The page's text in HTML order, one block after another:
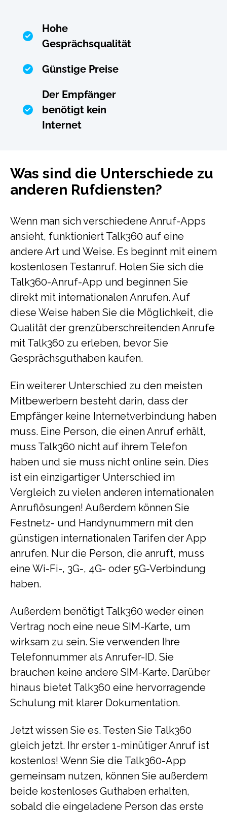
Hohe
Gesprächsqualität
Günstige Preise
Der Empfänger
benötigt kein
Internet
Was sind die Unterschiede zu
anderen Rufdiensten?
Wenn man sich verschiedene Anruf-Apps
ansieht, funktioniert Talk360 auf eine
andere Art und Weise. Es beginnt mit einem
kostenlosen Testanruf. Holen Sie sich die
Talk360-Anruf-App und beginnen Sie
direkt mit internationalen Anrufen. Auf
diese Weise haben Sie die Möglichkeit, die
Qualität der grenzüberschreitenden Anrufe
mit Talk360 zu erleben, bevor Sie
Gesprächsguthaben kaufen.
Ein weiterer Unterschied zu den meisten
Mitbewerbern besteht darin, dass der
Empfänger keine Internetverbindung haben
muss. Eine Person, die einen Anruf erhält,
muss Talk360 nicht auf ihrem Telefon
haben und sie muss nicht online sein. Dies
ist ein einzigartiger Unterschied im
Vergleich zu vielen anderen internationalen
Anruflösungen! Außerdem können Sie
Festnetz- und Handynummern mit den
günstigen internationalen Tarifen der App
anrufen. Nur die Person, die anruft, muss
eine Wi-Fi-, 3G-, 4G- oder 5G-Verbindung
haben.
Außerdem benötigt Talk360 weder einen
Vertrag noch eine neue SIM-Karte, um
wirksam zu sein. Sie verwenden Ihre
Telefonnummer als Anrufer-ID. Sie
brauchen keine andere SIM-Karte. Darüber
hinaus bietet Talk360 eine hervorragende
Schulung mit klarer Dokumentation.
Jetzt wissen Sie es. Testen Sie Talk360
gleich jetzt. Ihr erster 1-minütiger Anruf ist
kostenlos! Wenn Sie die Talk360-App
gemeinsam nutzen, können Sie außerdem
beide kostenloses Guthaben erhalten,
sobald die eingeladene Person das erste